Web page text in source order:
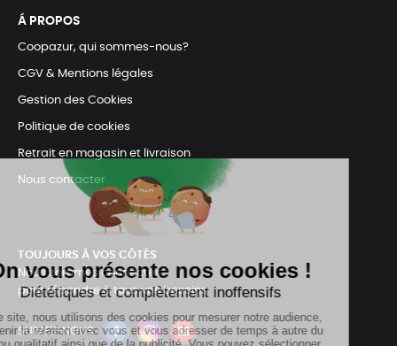
Á PROPOS
Coopazur, qui sommes-nous?
CGV & Mentions légales
Gestion des Cookies
Politique de cookies
Retrait en magasin et livraison
Nous contacter
TOUJOURS Á VOS CÔTÉS
Nous sommes connectés
pour répondre à tous vos besoins
SUIVEZ-NOUS